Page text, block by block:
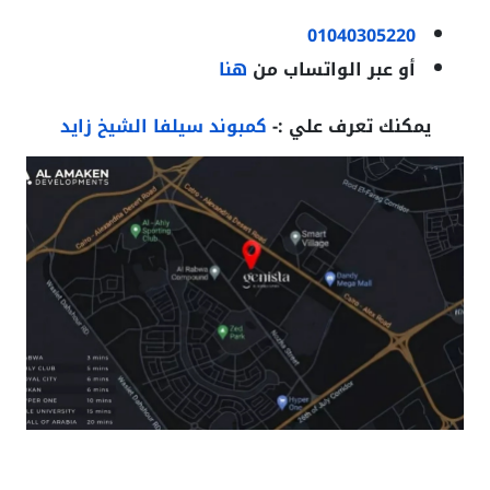
01040305220
أو عبر الواتساب من هنا
يمكنك تعرف علي :-كمبوند سيلفا الشيخ زايد